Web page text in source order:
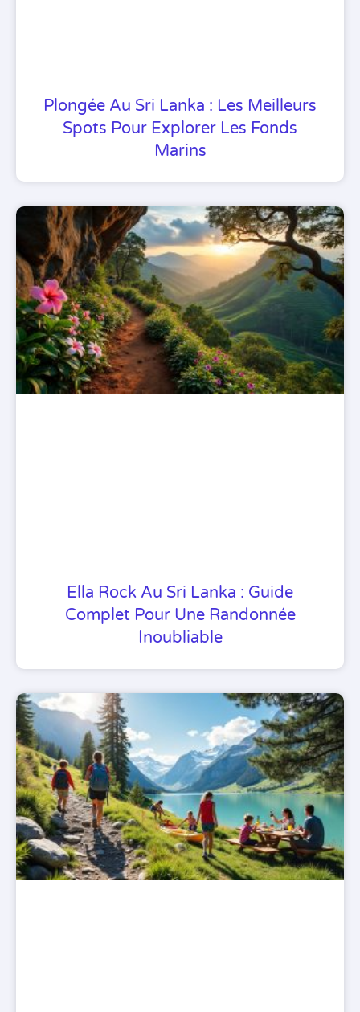
Plongée Au Sri Lanka : Les Meilleurs
Spots Pour Explorer Les Fonds
Marins
Ella Rock Au Sri Lanka : Guide
Complet Pour Une Randonnée
Inoubliable